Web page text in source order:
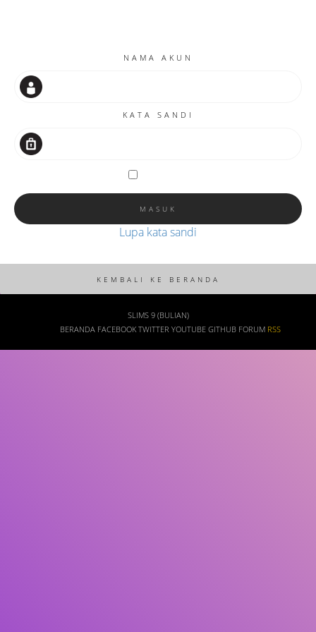
NAMA AKUN
KATA SANDI
Lupa kata sandi
SLIMS 9 (BULIAN)
BERANDA FACEBOOK TWITTER YOUTUBE GITHUB FORUM RSS